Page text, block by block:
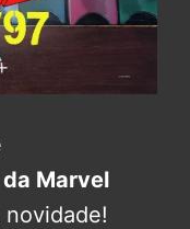
Marvel